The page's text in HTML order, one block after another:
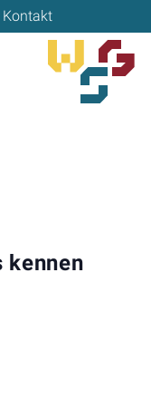
Kontakt
kennen